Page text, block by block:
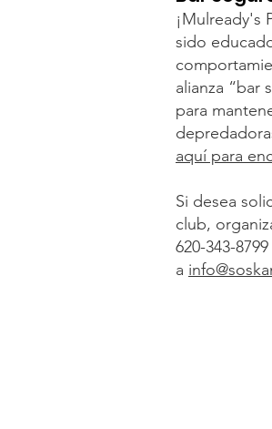
¡Mulready's
sido
alianza “bar
para
aquí para
Si desea
club,
620-343-
a